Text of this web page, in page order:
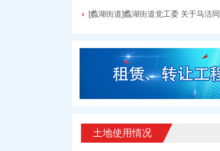
[蠡湖街道]蠡湖街道党工委 关于马洁
土地使用情况